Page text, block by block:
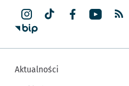
Aktualności